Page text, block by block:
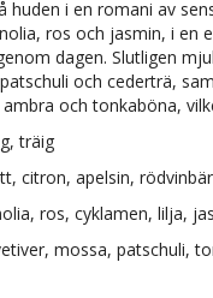
huden i en romani av
ros och jasmin, i en
dagen. Slutligen
och cederträ,
och tonkaböna,
träig
citron, apelsin, rödvinbär
ros, cyklamen, lilja,
mossa, patschuli,